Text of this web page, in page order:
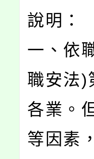
說明
一、依
職安法)
各業。
等因素